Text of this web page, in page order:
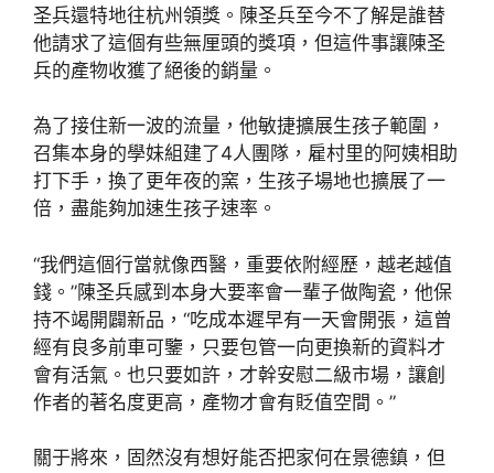
圣兵還特地往杭州領獎。陳圣兵至今不了解是誰替
他請求了這個有些無厘頭的獎項，但這件事讓陳圣
兵的產物收獲了絕後的銷量。
為了接住新一波的流量，他敏捷擴展生孩子範圍，
召集本身的學妹組建了4人團隊，雇村里的阿姨相助
打下手，換了更年夜的窯，生孩子場地也擴展了一
倍，盡能夠加速生孩子速率。
“我們這個行當就像西醫，重要依附經歷，越老越值
錢。”陳圣兵感到本身大要率會一輩子做陶瓷，他保
持不竭開闢新品，“吃成本遲早有一天會開張，這曾
經有良多前車可鑒，只要包管一向更換新的資料才
會有活氣。也只要如許，才幹安慰二級市場，讓創
作者的著名度更高，產物才會有貶值空間。”
關于將來，固然沒有想好能否把家何在景德鎮，但